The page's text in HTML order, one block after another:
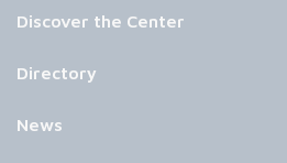
Discover the Center
Directory
News